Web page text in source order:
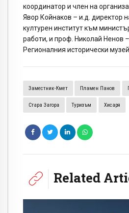
координатор и член на
Явор Койнаков – и.д. директор
културен институт към
работи, и проф. Николай Ненов
Регионалния исторически
Заместник-Кмет Пламен Панов
Стара Загора Туризъм Хисаря
Related